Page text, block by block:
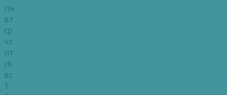
пн
вт
ср
чт
пт
сб
вс
1